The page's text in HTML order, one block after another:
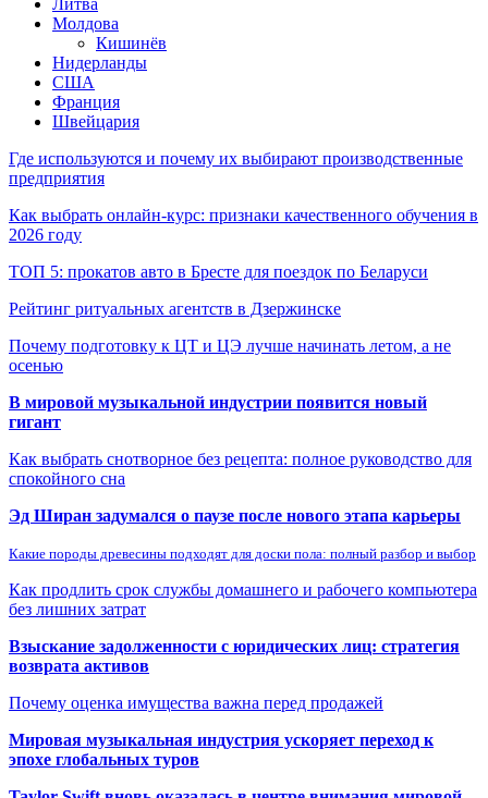
Литва
Молдова
Кишинёв
Нидерланды
США
Франция
Швейцария
Где используются и почему их выбирают производственные
предприятия
Как выбрать онлайн-курс: признаки качественного обучения в
2026 году
ТОП 5: прокатов авто в Бресте для поездок по Беларуси
Рейтинг ритуальных агентств в Дзержинске
Почему подготовку к ЦТ и ЦЭ лучше начинать летом, а не
осенью
В мировой музыкальной индустрии появится новый
гигант
Как выбрать снотворное без рецепта: полное руководство для
спокойного сна
Эд Ширан задумался о паузе после нового этапа карьеры
Какие породы древесины подходят для доски пола: полный разбор и выбор
Как продлить срок службы домашнего и рабочего компьютера
без лишних затрат
Взыскание задолженности с юридических лиц: стратегия
возврата активов
Почему оценка имущества важна перед продажей
Мировая музыкальная индустрия ускоряет переход к
эпохе глобальных туров